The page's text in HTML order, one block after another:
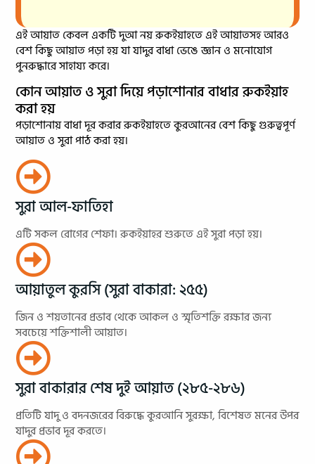
এই আয়াত কেবল একটি দুআ নয় রুকইয়াহতে এই আয়াতসহ আরও
বেশ কিছু আয়াত পড়া হয় যা যাদুর বাধা ভেঙে জ্ঞান ও মনোযোগ
পুনরুদ্ধারে সাহায্য করে।
কোন আয়াত ও সুরা দিয়ে পড়াশোনার বাধার রুকইয়াহ
করা হয়
পড়াশোনায় বাধা দূর করার রুকইয়াহতে কুরআনের বেশ কিছু গুরুত্বপূর্ণ
আয়াত ও সুরা পাঠ করা হয়।
সুরা আল-ফাতিহা
এটি সকল রোগের শেফা। রুকইয়াহর শুরুতে এই সুরা পড়া হয়।
আয়াতুল কুরসি (সুরা বাকারা: ২৫৫)
জিন ও শয়তানের প্রভাব থেকে আকল ও স্মৃতিশক্তি রক্ষার জন্য
সবচেয়ে শক্তিশালী আয়াত।
সুরা বাকারার শেষ দুই আয়াত (২৮৫-২৮৬)
প্রতিটি যাদু ও বদনজরের বিরুদ্ধে কুরআনি সুরক্ষা, বিশেষত মনের উপর
যাদুর প্রভাব দূর করতে।